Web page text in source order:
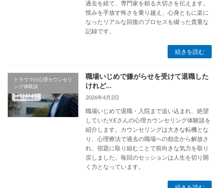
過去を経て、専門家を頼る大切さを伝えます。
恨みを手放す怖さを乗り越え、心身ともに楽に
なったリアルな回復のプロセスを綴った貴重な
記録です。
続きを読む
トラウマの心理カウンセリ
ング体験談
職場いじめで嫌がらせを受けて退職した
けれど…
2026年4月2日
職場いじめで退職・入院まで追い込まれ、絶望
していたY.Eさんの心理カウンセリング体験談を
紹介します。カウンセリングは大きな転機とな
り、心理療法で過去の職場への怨念から解放さ
れ、宿題に取り組むことで前向きな気力を取り
戻しました。毎回のセッションは人生を切り開
く力となっています。